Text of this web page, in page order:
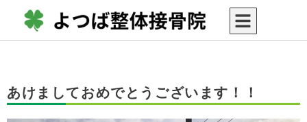
あけましておめでとうございます！！